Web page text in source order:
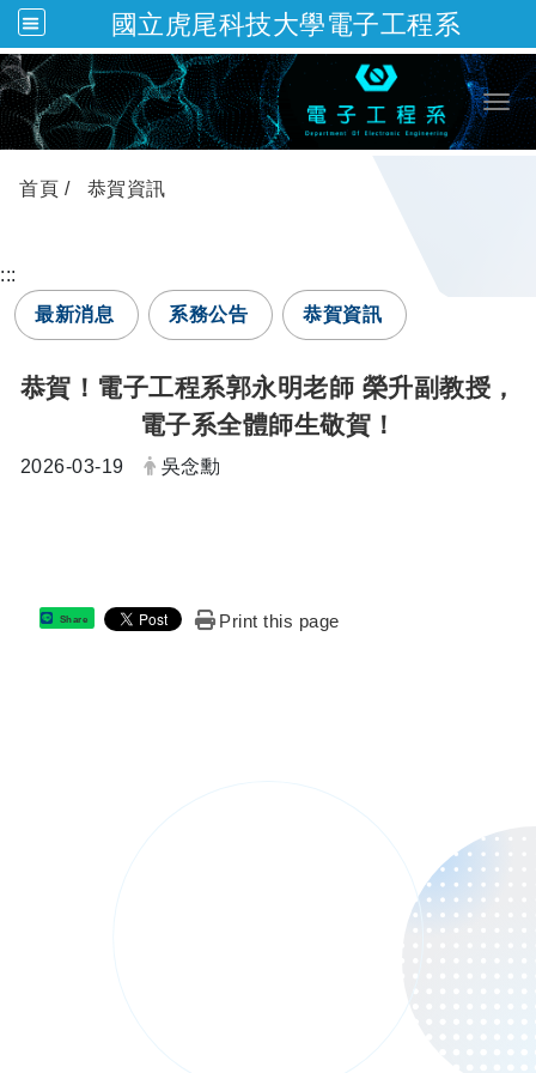
國立虎尾科技大學電子工程系
跳到主要內容
首頁 恭賀資訊
:::
最新消息
系務公告 恭賀資訊
恭賀！電子工程系郭永明老師 榮升副教授，
電子系全體師生敬賀！
日期：
2026-03-19 發布者：
吳念勳
Share Print this page